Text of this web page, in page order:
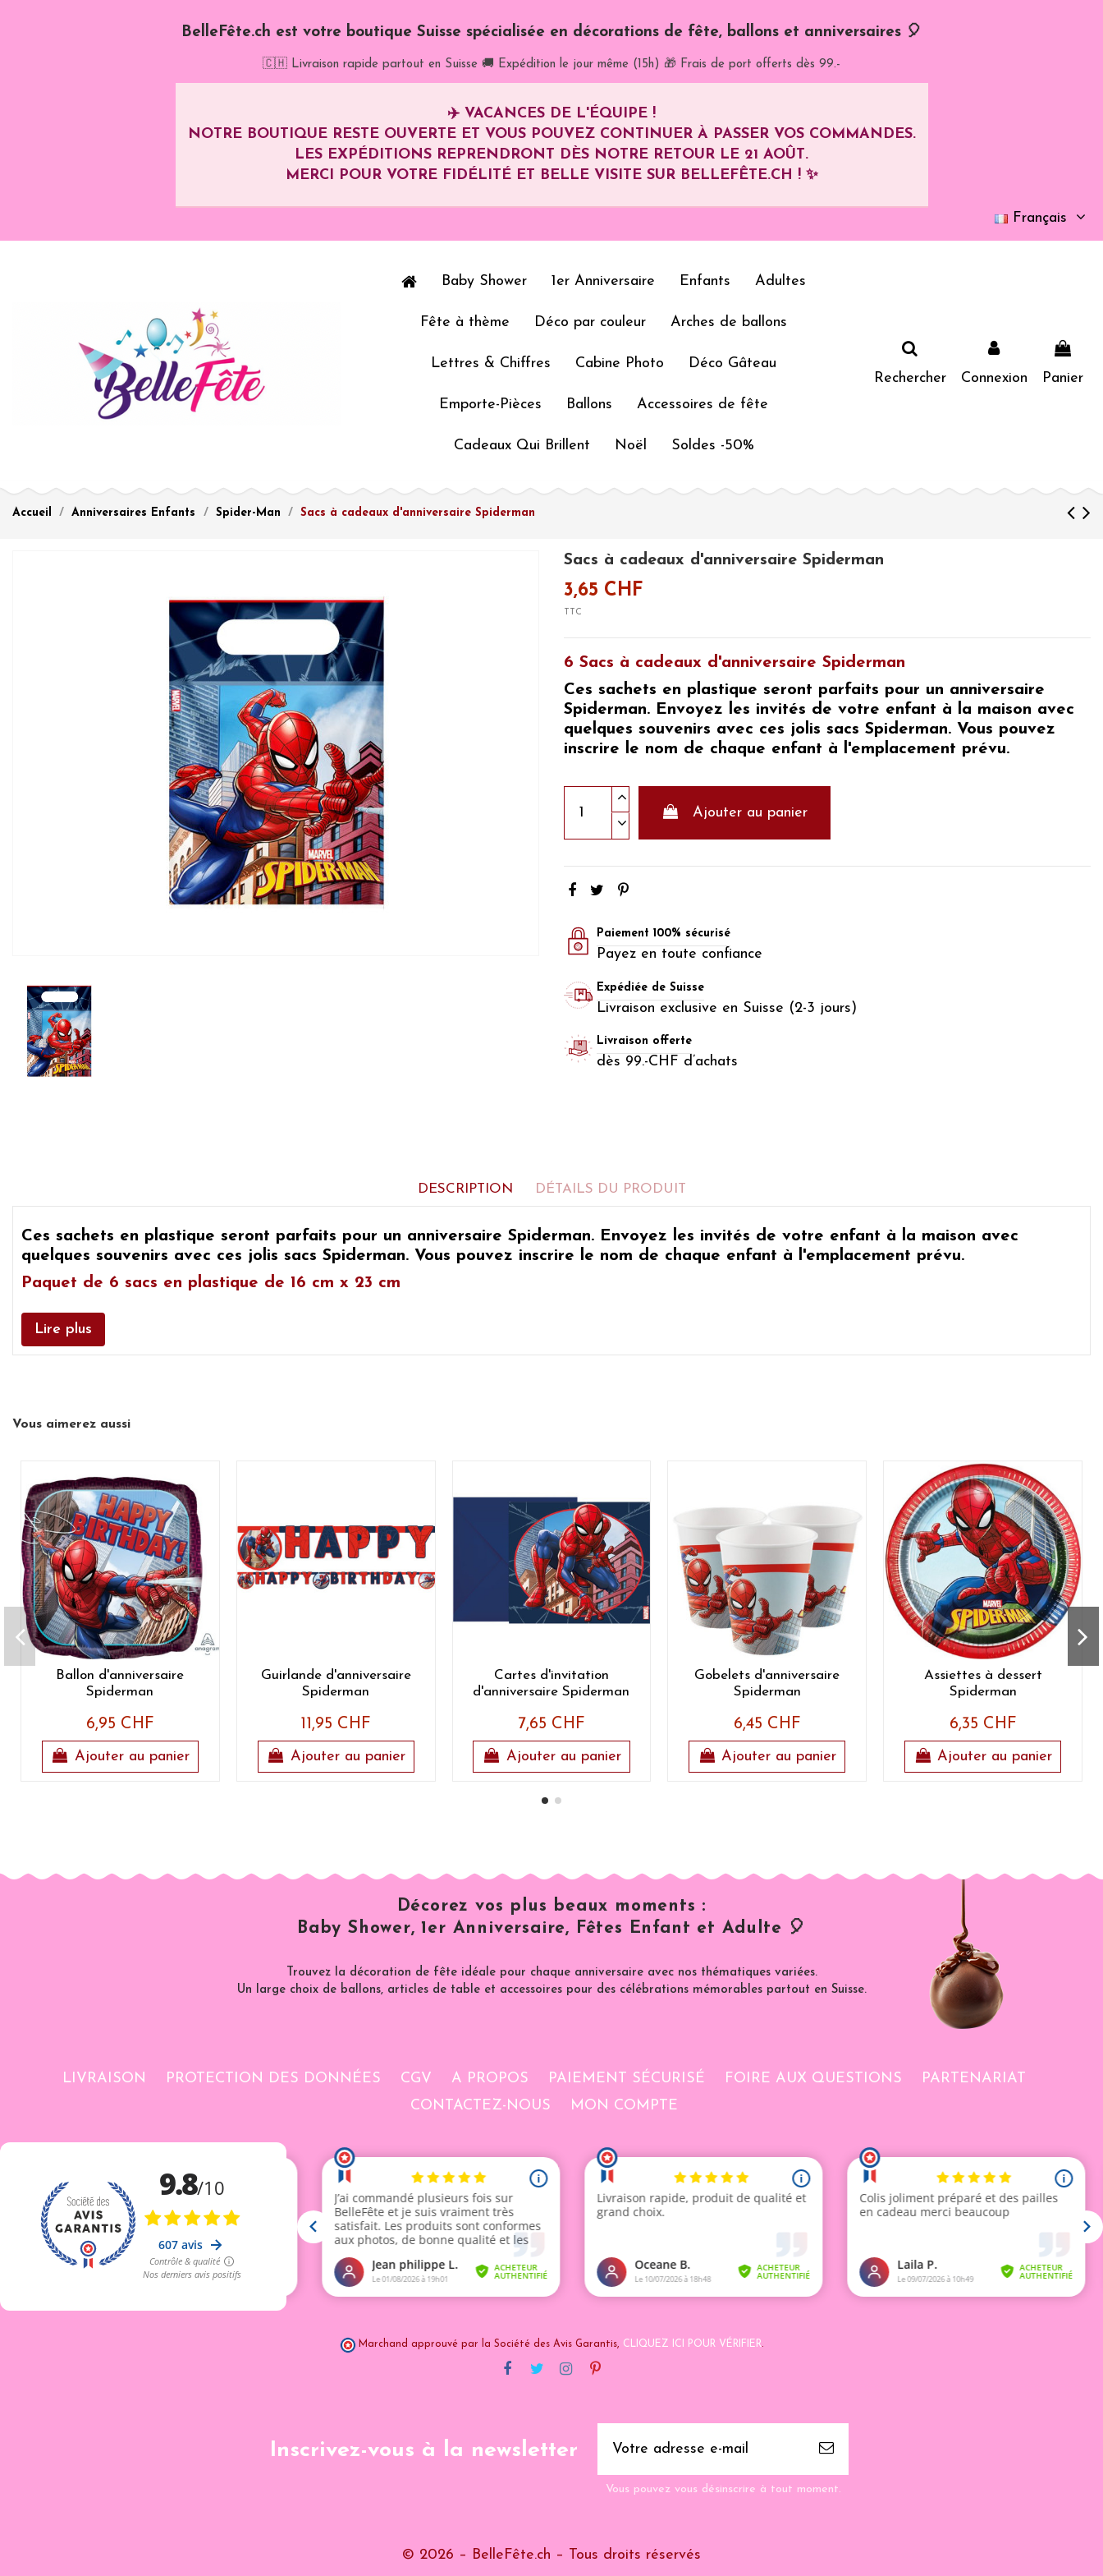
BelleFête.ch est votre boutique Suisse spécialisée en décorations de fête, ballons et anniversaires 🎈
🇨🇭 Livraison rapide partout en Suisse 🚚 Expédition le jour même (15h) 🎁 Frais de port offerts dès 99.-
✈️ VACANCES DE L'ÉQUIPE !
NOTRE BOUTIQUE RESTE OUVERTE ET VOUS POUVEZ CONTINUER À PASSER VOS COMMANDES.
LES EXPÉDITIONS REPRENDRONT DÈS NOTRE RETOUR LE 21 AOÛT.
MERCI POUR VOTRE FIDÉLITÉ ET BELLE VISITE SUR BELLEFÊTE.CH ! ✨
Français
Baby Shower 1er Anniversaire Enfants Adultes
Fête à thème Déco par couleur Arches de ballons
Lettres & Chiffres Cabine Photo Déco Gâteau
Emporte-Pièces Ballons Accessoires de fête
Cadeaux Qui Brillent Noël Soldes -50%
Rechercher Connexion Panier
Accueil Anniversaires Enfants Spider-Man Sacs à cadeaux d'anniversaire Spiderman
Sacs à cadeaux d'anniversaire Spiderman
3,65 CHF
TTC
6 Sacs à cadeaux d'anniversaire Spiderman
Ces sachets en plastique seront parfaits pour un anniversaire
Spiderman. Envoyez les invités de votre enfant à la maison avec
quelques souvenirs avec ces jolis sacs Spiderman. Vous pouvez
inscrire le nom de chaque enfant à l'emplacement prévu.
Ajouter au panier
Paiement 100% sécurisé
Payez en toute confiance
Expédiée de Suisse
Livraison exclusive en Suisse (2-3 jours)
Livraison offerte
dès 99.-CHF d’achats
DESCRIPTION DÉTAILS DU PRODUIT
Ces sachets en plastique seront parfaits pour un anniversaire Spiderman. Envoyez les invités de votre enfant à la maison avec
quelques souvenirs avec ces jolis sacs Spiderman. Vous pouvez inscrire le nom de chaque enfant à l'emplacement prévu.
Paquet de 6 sacs en plastique de 16 cm x 23 cm
Lire plus
Vous aimerez aussi
Ballon d'anniversaire
Spiderman
6,95 CHF
Ajouter au panier
Guirlande d'anniversaire
Spiderman
11,95 CHF
Ajouter au panier
Cartes d'invitation
d'anniversaire Spiderman
7,65 CHF
Ajouter au panier
Gobelets d'anniversaire
Spiderman
6,45 CHF
Ajouter au panier
Assiettes à dessert
Spiderman
6,35 CHF
Ajouter au panier
Décorez vos plus beaux moments :
Baby Shower, 1er Anniversaire, Fêtes Enfant et Adulte 🎈
Trouvez la décoration de fête idéale pour chaque anniversaire avec nos thématiques variées.
Un large choix de ballons, articles de table et accessoires pour des célébrations mémorables partout en Suisse.
LIVRAISON PROTECTION DES DONNÉES CGV A PROPOS PAIEMENT SÉCURISÉ FOIRE AUX QUESTIONS
PARTENARIAT
CONTACTEZ-NOUS
MON COMPTE
Marchand approuvé par la Société des Avis Garantis, CLIQUEZ ICI POUR VÉRIFIER.
Inscrivez-vous à la newsletter
Vous pouvez vous désinscrire à tout moment.
© 2026 – BelleFête.ch – Tous droits réservés